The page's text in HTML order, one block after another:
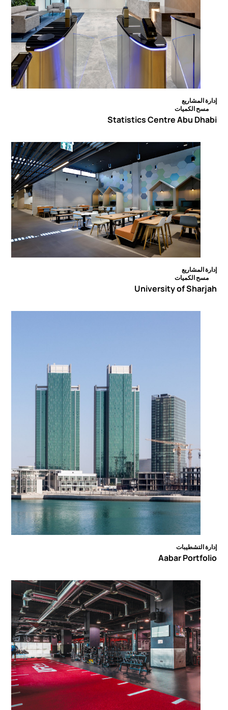
إدارة المشاريع
مسح الكميات
Statistics Centre Abu Dhabi
إدارة المشاريع
مسح الكميات
University of Sharjah
إدارة التشطيبات
Aabar Portfolio